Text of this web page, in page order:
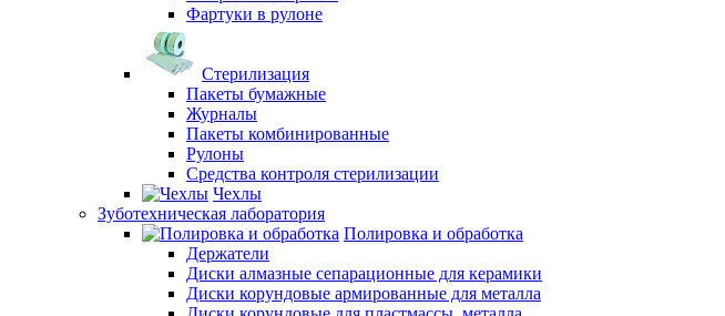
Фартуки в рулоне
Стерилизация
Пакеты бумажные
Журналы
Пакеты комбинированные
Рулоны
Средства контроля стерилизации
Чехлы
Зуботехническая лаборатория
Полировка и обработка
Держатели
Диски алмазные сепарационные для керамики
Диски корундовые армированные для металла